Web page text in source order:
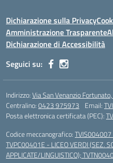
Dichiarazione sulla Privacy
Amministrazione Trasparente
Dichiarazione di Accessibilità
Seguici su:
Indirizzo:Via San Venanzio
Centralino:0423 975973 Email:
Posta elettronica certificata (PEC):
Codice meccanografico:TVIS004007
TVPC00401E - LICEO VERDI (SEZ.
APPLICATE/LINGUISTICO);